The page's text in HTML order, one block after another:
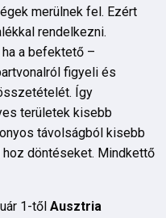
merülnek fel. Ezért
rendelkezni.
a befektető –
figyeli és
Így
területek kisebb
távolságból kisebb
döntéseket. Mindkettő
1-től Ausztria